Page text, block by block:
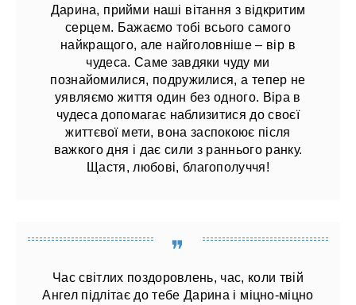
Дарина, прийми наші вітання з відкритим
серцем. Бажаємо тобі всього самого
найкращого, але найголовніше – вір в
чудеса. Саме завдяки чуду ми
познайомилися, подружилися, а тепер не
уявляємо життя один без одного. Віра в
чудеса допомагає наблизитися до своєї
життєвої мети, вона заспокоює після
важкого дня і дає сили з раннього ранку.
Щастя, любові, благополуччя!
Час світлих поздоровлень, час, коли твій
Ангел підлітає до тебе Дарина і міцно-міцно